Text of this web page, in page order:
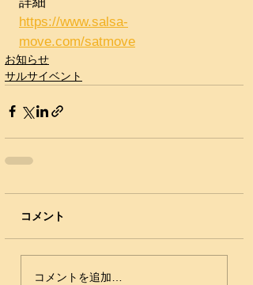
https://www.salsa-
move.com/satmove
お知らせ
サルサイベント
コメント
コメントを追加…